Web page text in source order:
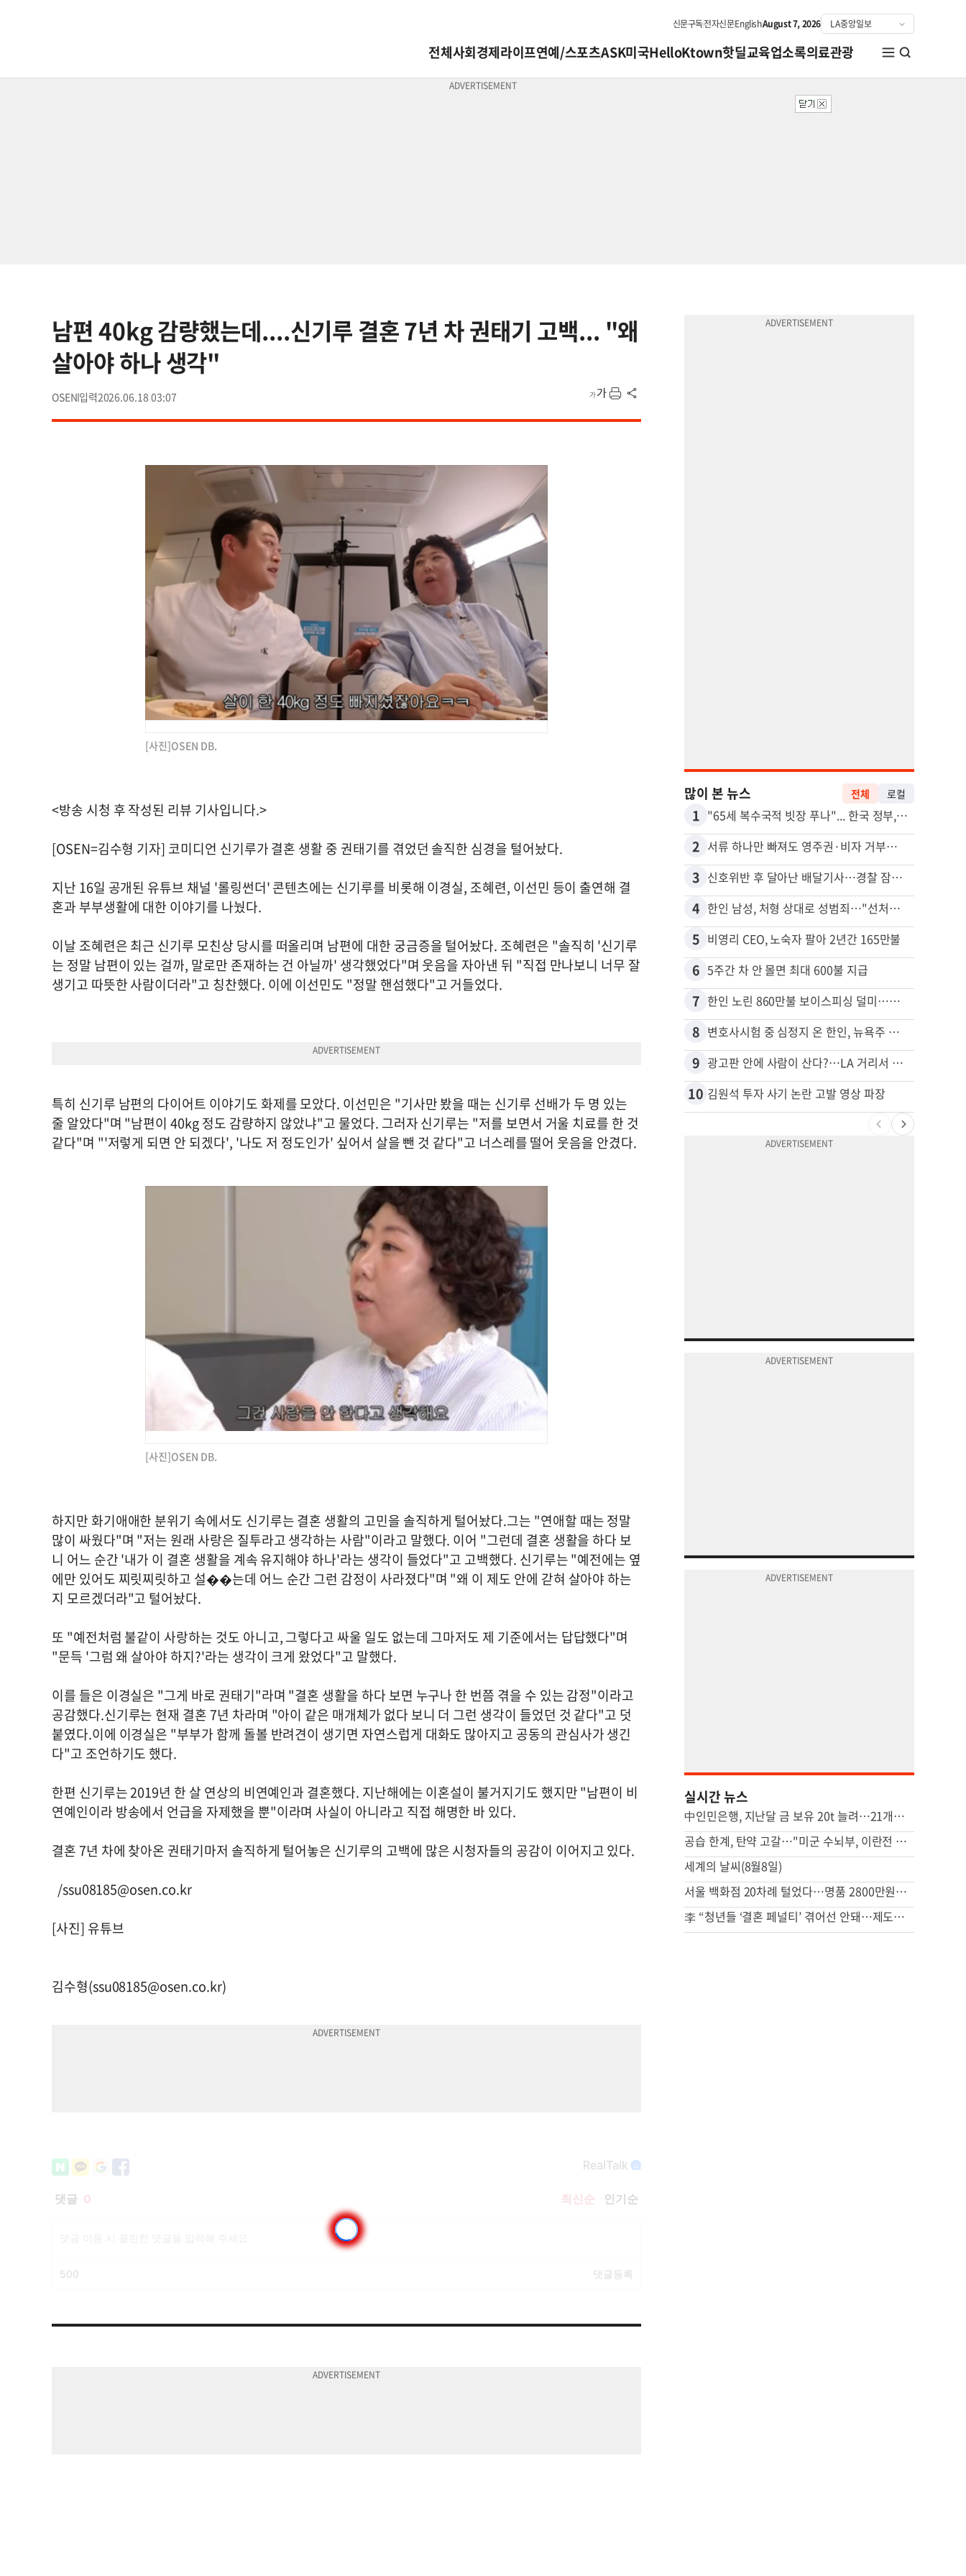
신문구독전자신문EnglishAugust 7, 2026
전체사회경제라이프연예/스포츠ASK미국HelloKtown핫딜교육업소록의료관광
남편 40kg 감량했는데....신기루 결혼 7년 차 권태기 고백... "왜
살아야 하나 생각"
OSEN 2026.06.18 03:07
[사진]OSEN DB.
<방송 시청 후 작성된 리뷰 기사입니다.>
[OSEN=김수형 기자] 코미디언 신기루가 결혼 생활 중 권태기를 겪었던 솔직한 심경을 털어놨다.
지난 16일 공개된 유튜브 채널 '롤링썬더' 콘텐츠에는 신기루를 비롯해 이경실, 조혜련, 이선민 등이 출연해 결
혼과 부부생활에 대한 이야기를 나눴다.
이날 조혜련은 최근 신기루 모친상 당시를 떠올리며 남편에 대한 궁금증을 털어놨다. 조혜련은 "솔직히 '신기루
는 정말 남편이 있는 걸까, 말로만 존재하는 건 아닐까' 생각했었다"며 웃음을 자아낸 뒤 "직접 만나보니 너무 잘
생기고 따뜻한 사람이더라"고 칭찬했다. 이에 이선민도 "정말 핸섬했다"고 거들었다.
특히 신기루 남편의 다이어트 이야기도 화제를 모았다. 이선민은 "기사만 봤을 때는 신기루 선배가 두 명 있는
줄 알았다"며 "남편이 40kg 정도 감량하지 않았냐"고 물었다. 그러자 신기루는 "저를 보면서 거울 치료를 한 것
같다"며 "'저렇게 되면 안 되겠다', '나도 저 정도인가' 싶어서 살을 뺀 것 같다"고 너스레를 떨어 웃음을 안겼다.
[사진]OSEN DB.
하지만 화기애애한 분위기 속에서도 신기루는 결혼 생활의 고민을 솔직하게 털어놨다.그는 "연애할 때는 정말
많이 싸웠다"며 "저는 원래 사랑은 질투라고 생각하는 사람"이라고 말했다. 이어 "그런데 결혼 생활을 하다 보
니 어느 순간 '내가 이 결혼 생활을 계속 유지해야 하나'라는 생각이 들었다"고 고백했다. 신기루는 "예전에는 옆
에만 있어도 찌릿찌릿하고 설��는데 어느 순간 그런 감정이 사라졌다"며 "왜 이 제도 안에 갇혀 살아야 하는
지 모르겠더라"고 털어놨다.
또 "예전처럼 불같이 사랑하는 것도 아니고, 그렇다고 싸울 일도 없는데 그마저도 제 기준에서는 답답했다"며
"문득 '그럼 왜 살아야 하지?'라는 생각이 크게 왔었다"고 말했다.
이를 들은 이경실은 "그게 바로 권태기"라며 "결혼 생활을 하다 보면 누구나 한 번쯤 겪을 수 있는 감정"이라고
공감했다.신기루는 현재 결혼 7년 차라며 "아이 같은 매개체가 없다 보니 더 그런 생각이 들었던 것 같다"고 덧
붙였다.이에 이경실은 "부부가 함께 돌볼 반려견이 생기면 자연스럽게 대화도 많아지고 공동의 관심사가 생긴
다"고 조언하기도 했다.
한편 신기루는 2019년 한 살 연상의 비연예인과 결혼했다. 지난해에는 이혼설이 불거지기도 했지만 "남편이 비
연예인이라 방송에서 언급을 자제했을 뿐"이라며 사실이 아니라고 직접 해명한 바 있다.
결혼 7년 차에 찾아온 권태기마저 솔직하게 털어놓은 신기루의 고백에 많은 시청자들의 공감이 이어지고 있다.
/ssu08185@osen.co.kr
[사진] 유튜브
김수형(ssu08185@osen.co.kr)
많이 본 뉴스 전체 로컬
1 "65세 복수국적 빗장 푸나"... 한국 정부, 연령 완화 전면 추진
2 서류 하나만 빠져도 영주권·비자 거부…심사관 재량권 대폭 확대
3 신호위반 후 달아난 배달기사…경찰 잠복해 잡고보니 ‘반전’
4 한인 남성, 처형 상대로 성범죄…"선처해줬더니 배신자 취급"
5 비영리 CEO, 노숙자 팔아 2년간 165만불
6 5주간 차 안 몰면 최대 600불 지급
7 한인 노린 860만불 보이스피싱 덜미…영사관·한국 검찰 사칭
8 변호사시험 중 심정지 온 한인, 뉴욕주 제소
9 광고판 안에 사람이 산다?…LA 거리서 화제
10 김원석 투자 사기 논란 고발 영상 파장
실시간 뉴스
中인민은행, 지난달 금 보유 20t 늘려…21개월 연속 증가세
공습 한계, 탄약 고갈…"미군 수뇌부, 이란전 출구전략 모색중"
세계의 날씨(8월8일)
서울 백화점 20차례 털었다…명품 2800만원어치 훔친 중국인
李 “청년들 ‘결혼 페널티’ 겪어선 안돼…제도상 불이익 면밀 조사”